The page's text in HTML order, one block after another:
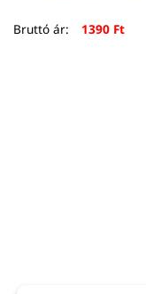
Bruttó ár: 1390 Ft